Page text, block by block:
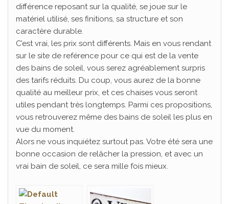
différence reposant sur la qualité, se joue sur le
matériel utilisé, ses finitions, sa structure et son
caractère durable.
C’est vrai, les prix sont différents. Mais en vous rendant
sur le site de reférence pour ce qui est de la vente
des bains de soleil, vous serez agréablement surpris
des tarifs réduits. Du coup, vous aurez de la bonne
qualité au meilleur prix, et ces chaises vous seront
utiles pendant très longtemps. Parmi ces propositions,
vous retrouverez même des bains de soleil les plus en
vue du moment.
Alors ne vous inquiétez surtout pas. Votre été sera une
bonne occasion de relâcher la pression, et avec un
vrai bain de soleil, ce sera mille fois mieux.